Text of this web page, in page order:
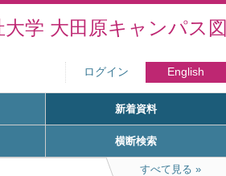
大学 大田原キャンパス
ログイン English
新着資料
横断検索
すべて見る